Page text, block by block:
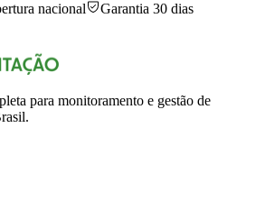
nacional Garantia 30 dias
para monitoramento e gestão de